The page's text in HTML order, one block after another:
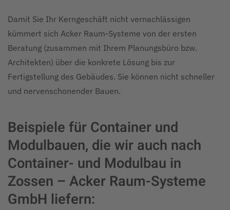
Damit Sie Ihr Kerngeschäft nicht vernachlässigen
kümmert sich Acker Raum-Systeme von der ersten
Beratung (zusammen mit Ihrem Planungsbüro bzw.
Architekten) über die konkrete Lösung bis zur
Fertigstellung des Gebäudes. Sie können nicht schneller
und nervenschonender Bauen.
Beispiele für Container und
Modulbauen, die wir auch nach
Container- und Modulbau in
Zossen – Acker Raum-Systeme
GmbH liefern: